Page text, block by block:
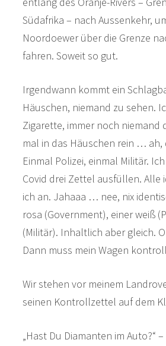
Südafrika – nach Aussenkehr,
Noordoewer über die Grenze
fahren. Soweit so gut.
Irgendwann kommt ein
Häuschen, niemand zu sehen.
Zigarette, immer noch niemand
mal in das Häuschen rein … ah,
Einmal Polizei, einmal Militär.
Covid drei Zettel ausfüllen. Alle
ich an. Jahaaa … nee, nix
rosa (Government), einer weiß
(Militär). Inhaltlich aber gleich.
Dann muss mein Wagen
Wir stehen vor meinem
seinen Kontrollzettel auf dem
„Hast Du Diamanten im Auto?“